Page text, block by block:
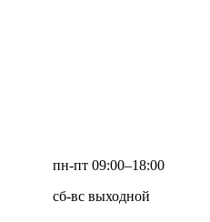
пн-пт 09:00–18:00
сб-вс выходной